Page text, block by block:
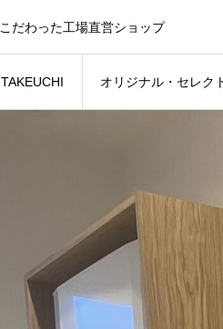
オリジナル・セレク
だわった工場直営ショップ